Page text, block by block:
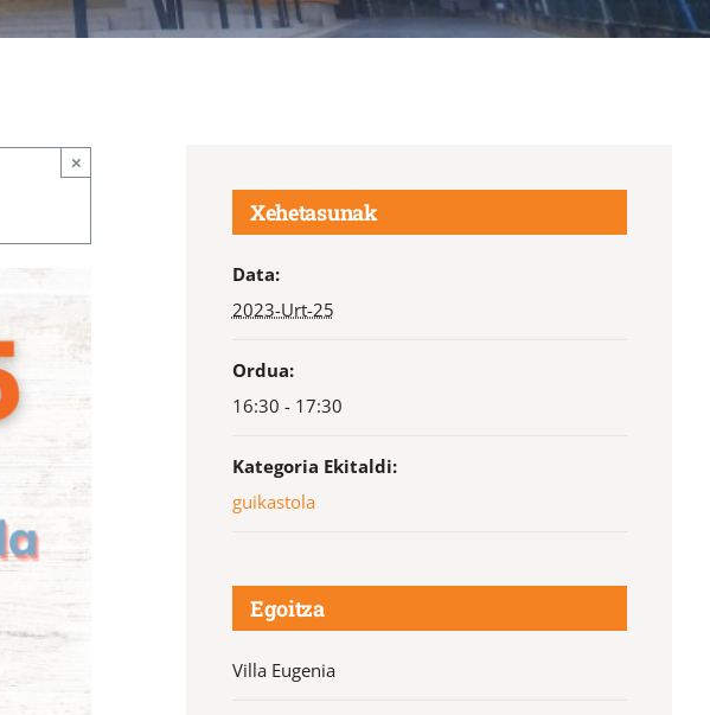
×
Xehetasunak
Data:
2023-Urt-25
Ordua:
16:30 - 17:30
Kategoria Ekitaldi:
guikastola
Egoitza
Villa Eugenia